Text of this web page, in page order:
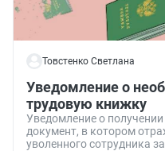
Товстенко Светлана
Уведомление о
трудовую книжку
Уведомление о
документ, в котором
уволенного сотрудника